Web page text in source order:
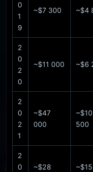
0
1
9
~$7 300 ~$4
2
0
2
0
~$11 000 ~$6
2
0
2
1
~$47
000
~$10
500
2
0
~$28
~$15